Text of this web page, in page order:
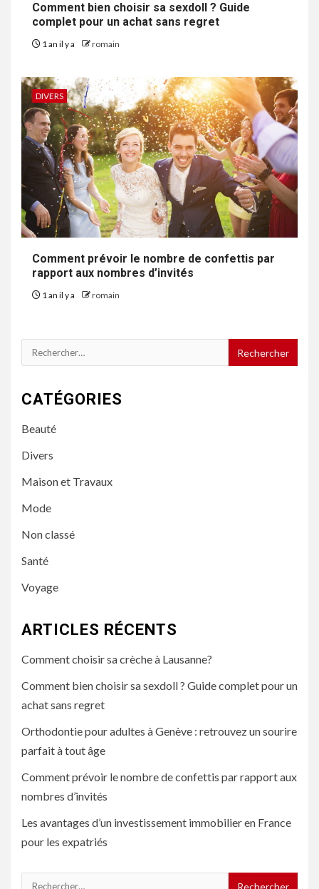
Comment bien choisir sa sexdoll ? Guide
complet pour un achat sans regret
1 an il y a romain
DIVERS
Comment prévoir le nombre de confettis par
rapport aux nombres d’invités
1 an il y a romain
Rechercher :
CATÉGORIES
Beauté
Divers
Maison et Travaux
Mode
Non classé
Santé
Voyage
ARTICLES RÉCENTS
Comment choisir sa crèche à Lausanne?
Comment bien choisir sa sexdoll ? Guide complet pour un
achat sans regret
Orthodontie pour adultes à Genève : retrouvez un sourire
parfait à tout âge
Comment prévoir le nombre de confettis par rapport aux
nombres d’invités
Les avantages d’un investissement immobilier en France
pour les expatriés
Rechercher :